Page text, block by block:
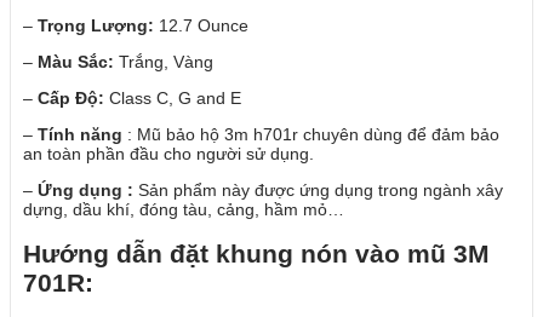
– Trọng Lượng: 12.7 Ounce
– Màu Sắc: Trắng, Vàng
– Cấp Độ: Class C, G and E
– Tính năng : Mũ bảo hộ 3m h701r chuyên dùng để đảm bảo
an toàn phần đầu cho người sử dụng.
– Ứng dụng : Sản phẩm này được ứng dụng trong ngành xây
dựng, dầu khí, đóng tàu, cảng, hầm mỏ…
Hướng dẫn đặt khung nón vào mũ 3M
701R: